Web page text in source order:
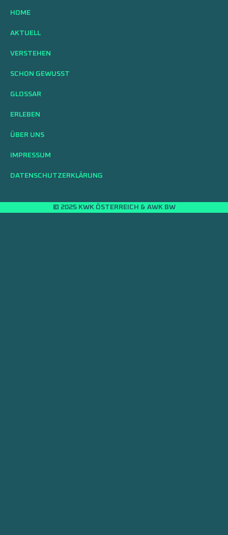
HOME
AKTUELL
VERSTEHEN
SCHON GEWUSST
GLOSSAR
ERLEBEN
ÜBER UNS
IMPRESSUM
DATENSCHUTZERKLÄRUNG
© 2025 KWK ÖSTERREICH & AWK BW